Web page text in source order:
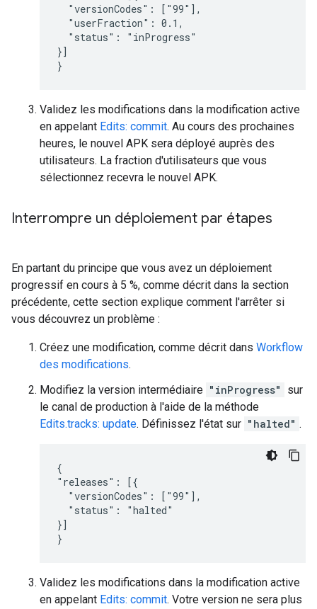
  "versionCodes": ["99"],
  "userFraction": 0.1,
  "status": "inProgress"
}]
}
Validez les modifications dans la modification active
en appelant Edits: commit. Au cours des prochaines
heures, le nouvel APK sera déployé auprès des
utilisateurs. La fraction d'utilisateurs que vous
sélectionnez recevra le nouvel APK.
Interrompre un déploiement par étapes
En partant du principe que vous avez un déploiement
progressif en cours à 5 %, comme décrit dans la section
précédente, cette section explique comment l'arrêter si
vous découvrez un problème :
Créez une modification, comme décrit dans Workflow
des modifications.
Modifiez la version intermédiaire "inProgress"
sur
le canal de production à l'aide de la méthode
Edits.tracks: update. Définissez l'état sur "halted" .
{
"releases": [{
  "versionCodes": ["99"],
  "status": "halted"
}]
}
Validez les modifications dans la modification active
en appelant Edits: commit. Votre version ne sera plus